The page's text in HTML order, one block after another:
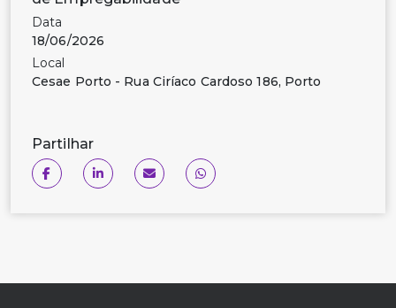
Data
18/06/2026
Local
Cesae Porto - Rua Ciríaco Cardoso 186, Porto
Partilhar